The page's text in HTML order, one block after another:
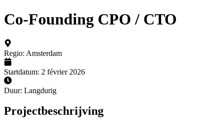
Co-Founding CPO / CTO
Regio: Amsterdam
Startdatum: 2 février 2026
Duur: Langdurig
Projectbeschrijving